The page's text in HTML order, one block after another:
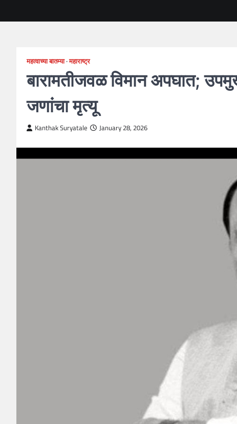
महत्वाच्या बातम्या महाराष्ट्र
बारामतीजवळ विमान अपघात;
जणांचा मृत्यू
Kanthak Suryatale January 28, 2026